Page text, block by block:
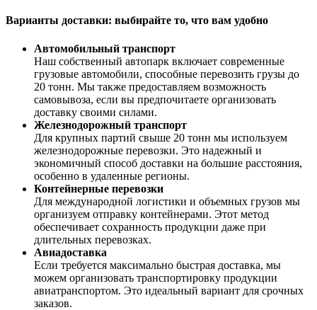
Варианты доставки: выбирайте то, что вам удобно
Автомобильный транспорт
Наш собственный автопарк включает современные
грузовые автомобили, способные перевозить грузы до
20 тонн. Мы также предоставляем возможность
самовывоза, если вы предпочитаете организовать
доставку своими силами.
Железнодорожный транспорт
Для крупных партий свыше 20 тонн мы используем
железнодорожные перевозки. Это надежный и
экономичный способ доставки на большие расстояния,
особенно в удаленные регионы.
Контейнерные перевозки
Для международной логистики и объемных грузов мы
организуем отправку контейнерами. Этот метод
обеспечивает сохранность продукции даже при
длительных перевозках.
Авиадоставка
Если требуется максимально быстрая доставка, мы
можем организовать транспортировку продукции
авиатранспортом. Это идеальный вариант для срочных
заказов.